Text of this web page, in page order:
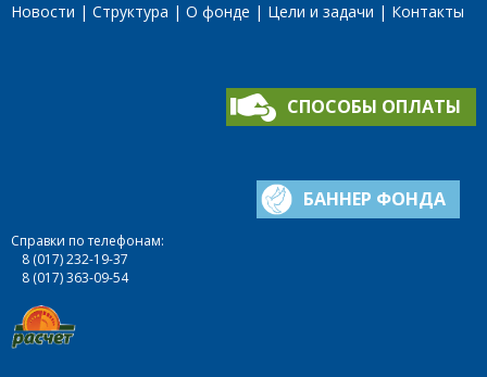
Новости Структура О фонде Цели и задачи Контакты
СПОСОБЫ ОПЛАТЫ
БАННЕР ФОНДА
Справки по телефонам:
8 (017) 232-19-37
8 (017) 363-09-54